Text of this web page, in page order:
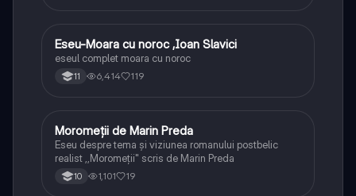
Limba și literatura română
Eseu-Moara cu noroc ,Ioan Slavici
eseul complet moara cu noroc
11 6,414 119
Limba și literatura română
Moromeții de Marin Preda
Eseu despre tema și viziunea romanului postbelic
realist ,,Moromeții" scris de Marin Preda
10 1,101 19